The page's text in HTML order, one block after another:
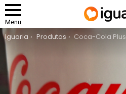
Menu
You are here:
Iguaria Produtos Coca-Cola Plus